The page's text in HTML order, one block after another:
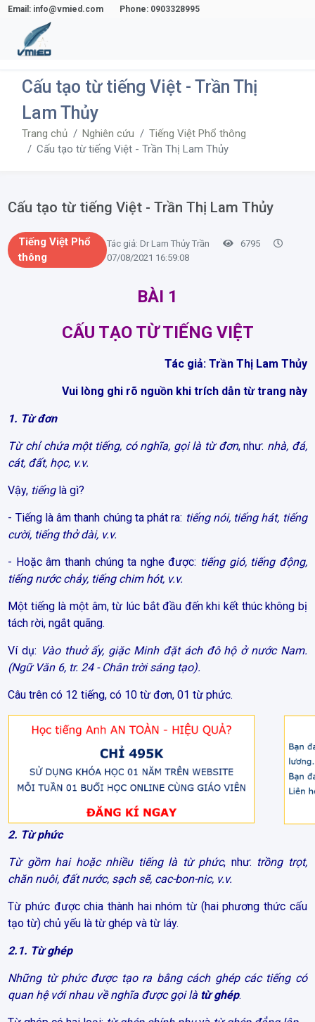
Email: info@vmied.com Phone: 0903328995
Cấu tạo từ tiếng Việt - Trần Thị
Lam Thủy
Trang chủ Nghiên cứu
Tiếng Việt Phổ thông
Cấu tạo từ tiếng Việt - Trần Thị Lam Thủy
Cấu tạo từ tiếng Việt - Trần Thị Lam Thủy
Tiếng Việt Phổ
thông
Tác giả: Dr Lam Thủy Trần
6795
07/08/2021 16:59:08
BÀI 1
CẤU TẠO TỪ TIẾNG VIỆT
Tác giả: Trần Thị Lam Thủy
Vui lòng ghi rõ nguồn khi trích dẫn từ trang này
1. Từ đơn
Từ chỉ chứa một tiếng, có nghĩa, gọi là từ đơn, như: nhà, đá,
cát, đất, học, v.v.
Vậy, tiếnglà gì?
- Tiếng là âm thanh chúng ta phát ra: tiếng nói, tiếng hát, tiếng
cười, tiếng thở dài, v.v.
- Hoặc âm thanh chúng ta nghe được: tiếng gió, tiếng động,
tiếng nước chảy, tiếng chim hót, v.v.
Một tiếng là một âm, từ lúc bắt đầu đến khi kết thúc không bị
tách rời, ngắt quãng.
Ví dụ: Vào thuở ấy, giặc Minh đặt ách đô hộ ở nước Nam.
(Ngữ Văn 6, tr. 24 - Chân trời sáng tạo).
Câu trên có 12 tiếng, có 10 từ đơn, 01 từ phức.
2. Từ phức
Từ gồm hai hoặc nhiều tiếng là từ phức, như: trồng trọt,
chăn nuôi, đất nước, sạch sẽ, cac-bon-nic, v.v.
Từ phức được chia thành hai nhóm từ (hai phương thức cấu
tạo từ) chủ yếu là từ ghép và từ láy.
2.1. Từ ghép
Những từ phức được tạo ra bằng cách ghép các tiếng có
quan hệ với nhau về nghĩa được gọi là từ ghép.